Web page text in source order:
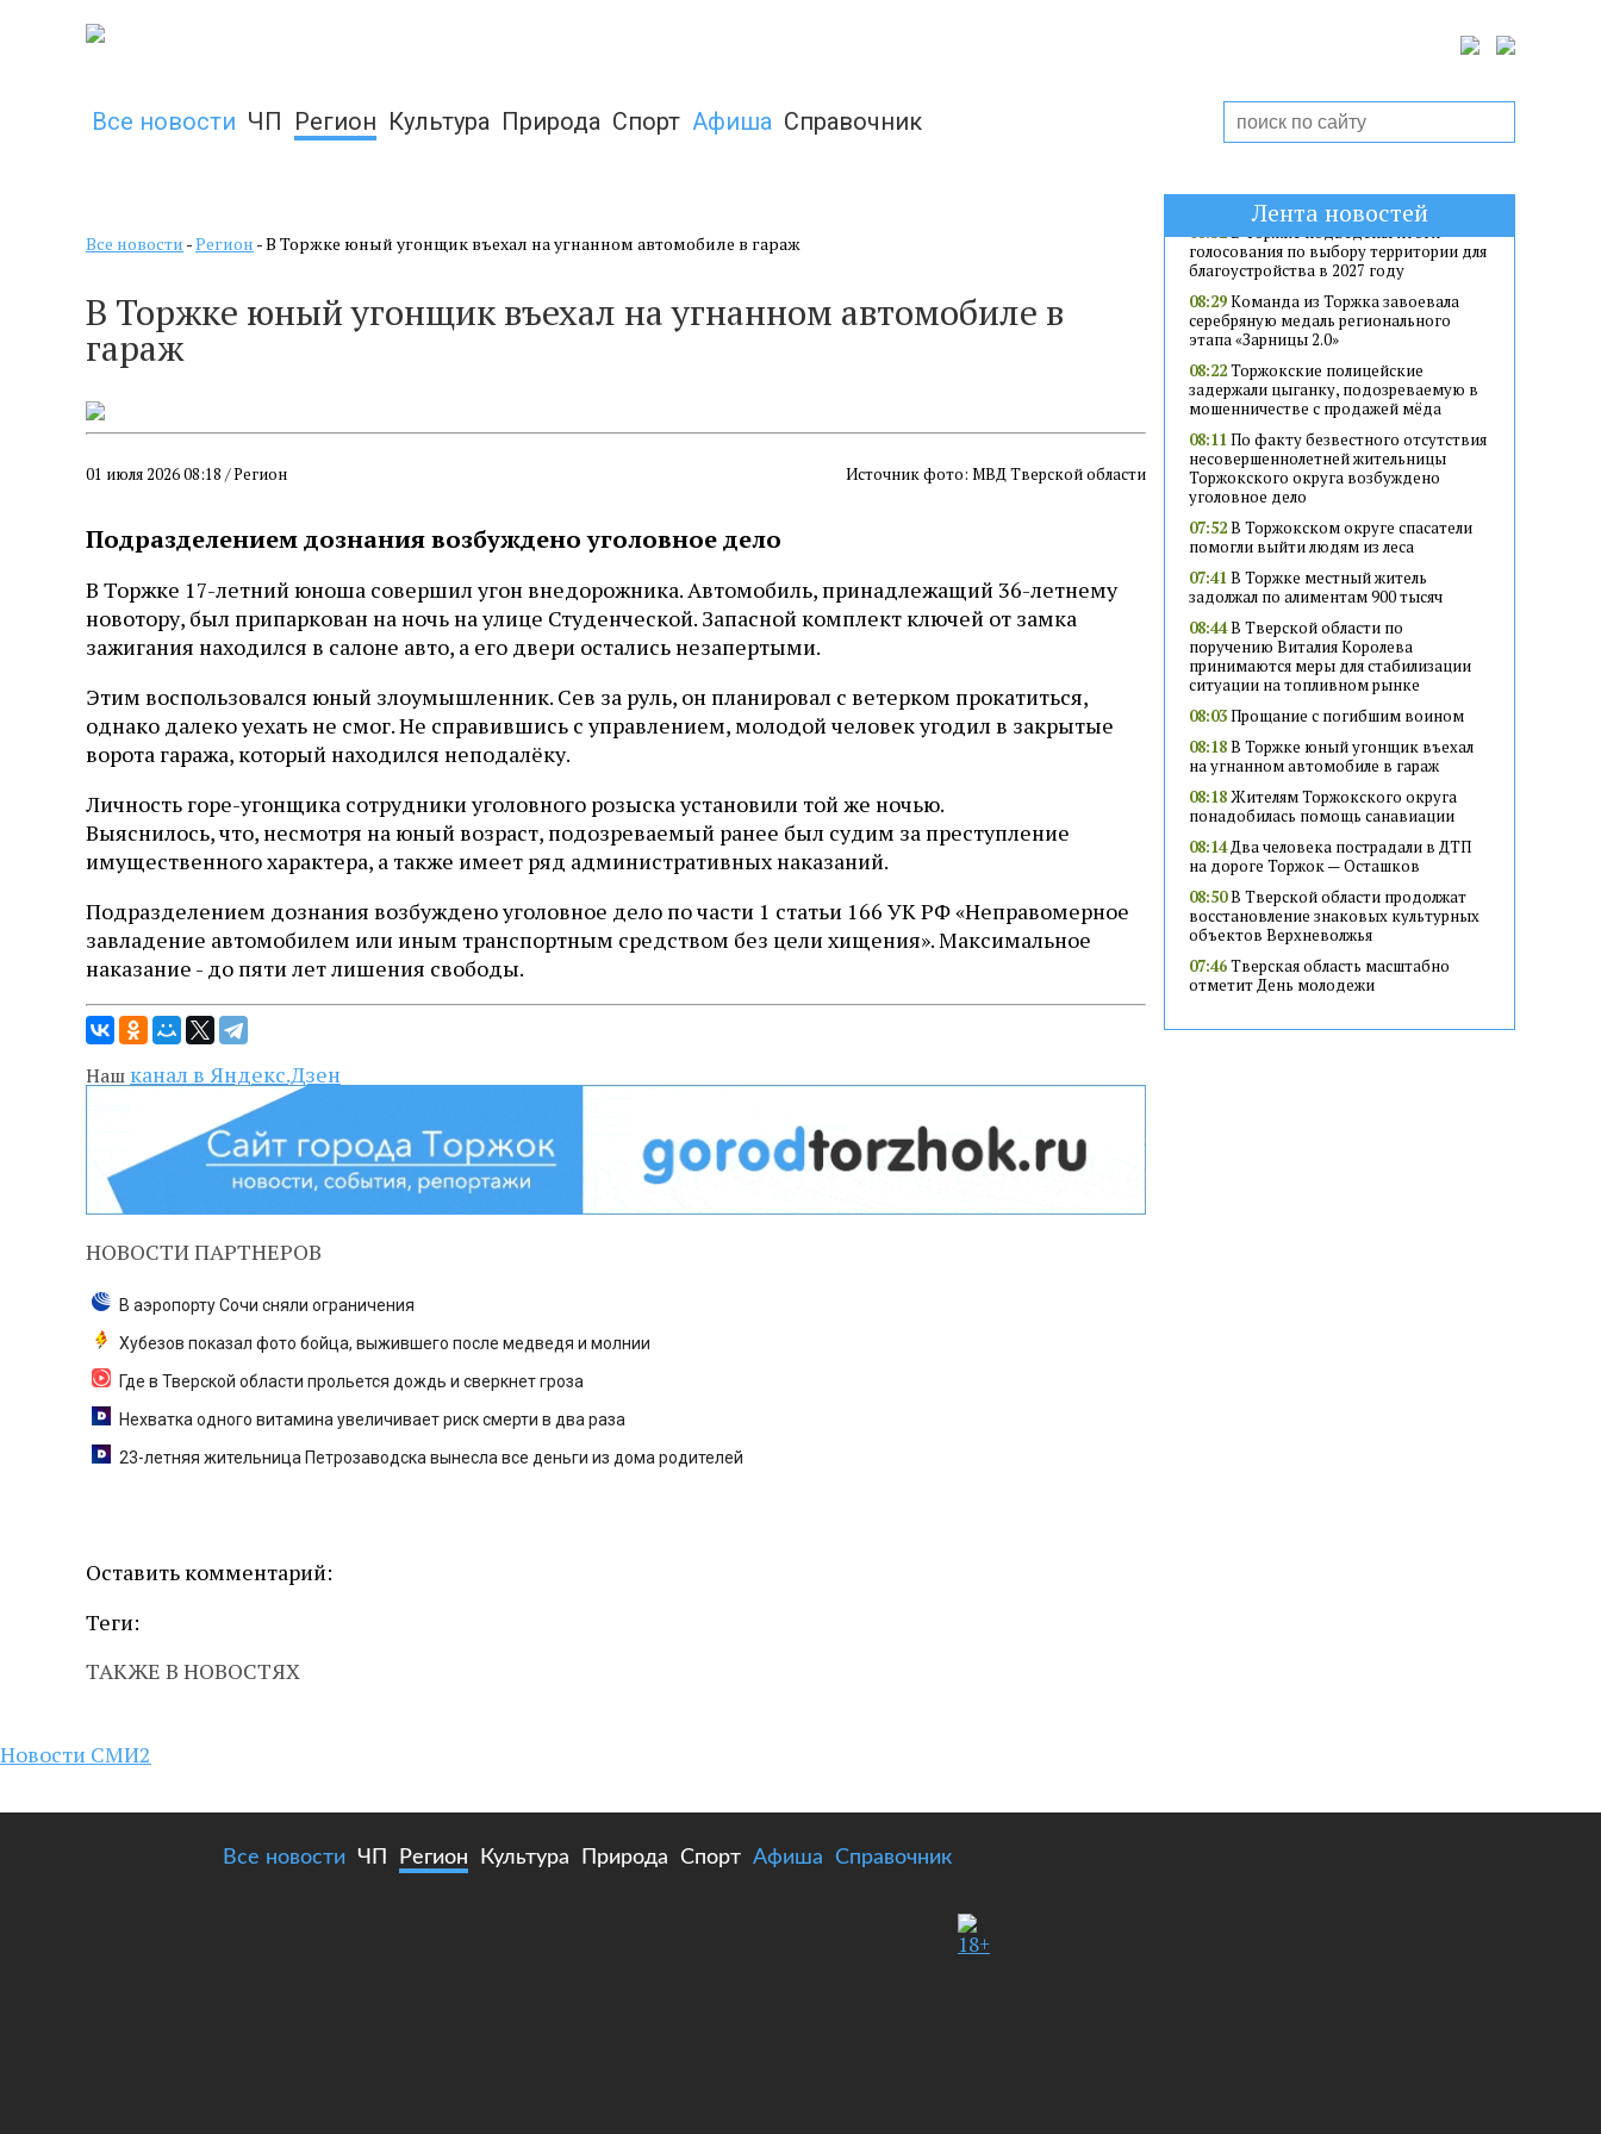
Все новости ЧП Регион Культура Природа Спорт Афиша Справочник
Все новости -Регион - В Торжке юный угонщик въехал на угнанном автомобиле в гараж
В Торжке юный угонщик въехал на угнанном автомобиле в
гараж
01 июля 2026 08:18 / Регион Источник фото: МВД Тверской области
Подразделением дознания возбуждено уголовное дело
В Торжке 17-летний юноша совершил угон внедорожника. Автомобиль, принадлежащий 36-летнему
новотору, был припаркован на ночь на улице Студенческой. Запасной комплект ключей от замка
зажигания находился в салоне авто, а его двери остались незапертыми.
Этим воспользовался юный злоумышленник. Сев за руль, он планировал с ветерком прокатиться,
однако далеко уехать не смог. Не справившись с управлением, молодой человек угодил в закрытые
ворота гаража, который находился неподалёку.
Личность горе-угонщика сотрудники уголовного розыска установили той же ночью.
Выяснилось, что, несмотря на юный возраст, подозреваемый ранее был судим за преступление
имущественного характера, а также имеет ряд административных наказаний.
Подразделением дознания возбуждено уголовное дело по части 1 статьи 166 УК РФ «Неправомерное
завладение автомобилем или иным транспортным средством без цели хищения». Максимальное
наказание - до пяти лет лишения свободы.
Наш канал в Яндекс.Дзен
НОВОСТИ ПАРТНЕРОВ
В аэропорту Сочи сняли ограничения
Хубезов показал фото бойца, выжившего после медведя и молнии
Где в Тверской области прольется дождь и сверкнет гроза
Нехватка одного витамина увеличивает риск смерти в два раза
23-летняя жительница Петрозаводска вынесла все деньги из дома родителей
Оставить комментарий:
Теги:
ТАКЖЕ В НОВОСТЯХ
Лента новостей
Житель Торжка похитил с дороги
автоприцеп
спортивные мероприятия
08:32В Торжке подведены итоги
голосования по выбору территории для
благоустройства в 2027 году
08:29Команда из Торжка завоевала
серебряную медаль регионального
этапа «Зарницы 2.0»
08:22Торжокские полицейские
задержали цыганку, подозреваемую в
мошенничестве с продажей мёда
08:11По факту безвестного отсутствия
несовершеннолетней жительницы
Торжокского округа возбуждено
уголовное дело
07:52В Торжокском округе спасатели
помогли выйти людям из леса
07:41В Торжке местный житель
задолжал по алиментам 900 тысяч
08:44В Тверской области по
поручению Виталия Королева
принимаются меры для стабилизации
ситуации на топливном рынке
08:03Прощание с погибшим воином
08:18В Торжке юный угонщик въехал
на угнанном автомобиле в гараж
08:18Жителям Торжокского округа
понадобилась помощь санавиации
08:14Два человека пострадали в ДТП
на дороге Торжок — Осташков
08:50В Тверской области продолжат
восстановление знаковых культурных
объектов Верхневолжья
07:46Тверская область масштабно
отметит День молодежи
Новости СМИ2
Все новости ЧП Регион Культура Природа Спорт Афиша Справочник
18+